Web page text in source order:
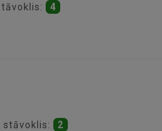
4
stāvoklis: 2